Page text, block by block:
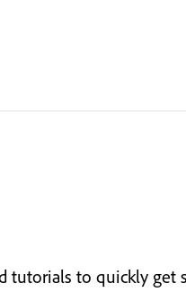
to quickly get